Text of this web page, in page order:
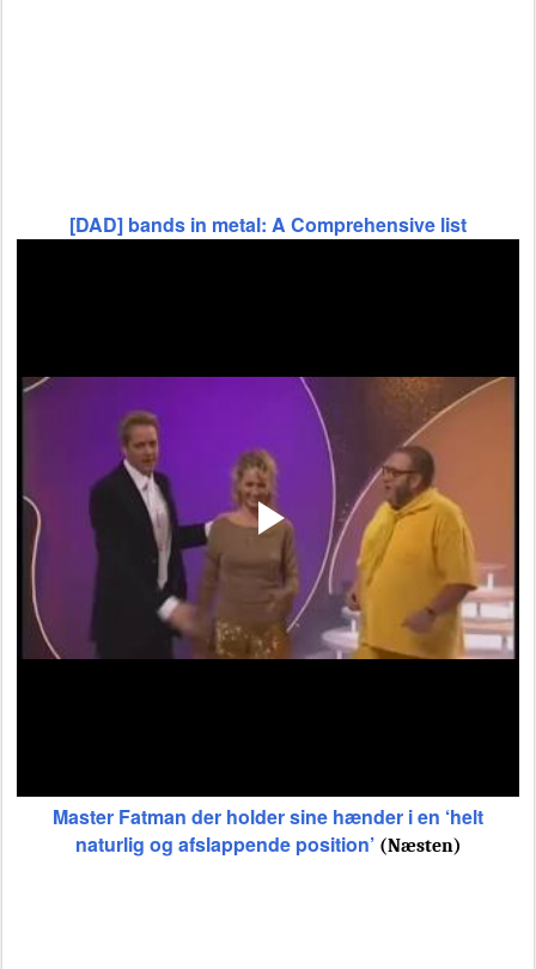
[DAD] bands in metal: A Comprehensive list
Master Fatman der holder sine hænder i en ‘helt
naturlig og afslappende position’(Næsten)